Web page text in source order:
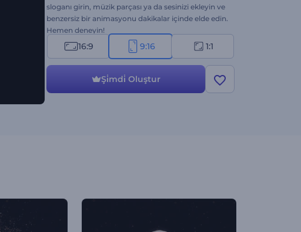
sloganı girin, müzik parçası ya da sesinizi ekleyin ve
benzersiz bir animasyonu dakikalar içinde elde edin.
Hemen deneyin!
16:9 9:16 1:1
Şi̇mdi̇ Oluştur